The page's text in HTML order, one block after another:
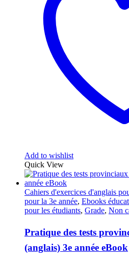
Add to wishlist
Quick View
Cahiers d'exercices d'anglais
pour la 3e année, Ebooks
pour les étudiants, Grade, Non
Pratique des tests
(anglais) 3e année eBook